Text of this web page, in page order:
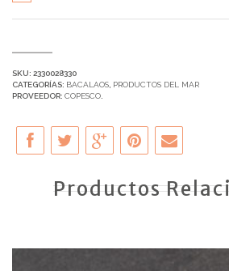
SKU: 2330028330
CATEGORÍAS: BACALAOS PRODUCTOS DEL MAR
PROVEEDOR: COPESCO
Productos